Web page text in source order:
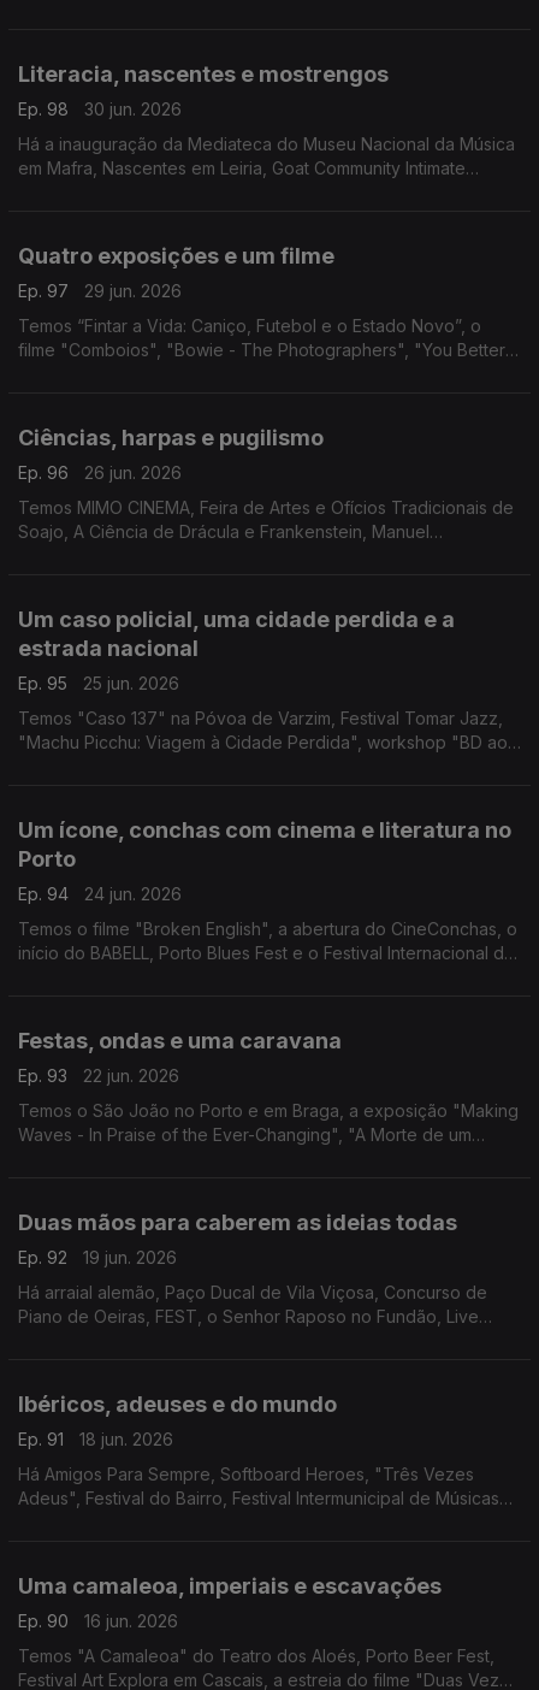
Literacia, nascentes e mostrengos
Ep. 98
30 jun. 2026
Há a inauguração da Mediateca do Museu Nacional da Música
em Mafra, Nascentes em Leiria, Goat Community Intimate
Quatro exposições e um filme
Ep. 97
29 jun. 2026
Temos “Fintar a Vida: Caniço, Futebol e o Estado Novo”, o
filme "Comboios", "Bowie - The Photographers", "You Better
Ciências, harpas e pugilismo
Ep. 96
26 jun. 2026
Temos MIMO CINEMA, Feira de Artes e Ofícios Tradicionais de
Soajo, A Ciência de Drácula e Frankenstein, Manuel
Um caso policial, uma cidade perdida e a
estrada nacional
Ep. 95
25 jun. 2026
Temos "Caso 137" na Póvoa de Varzim, Festival Tomar Jazz,
"Machu Picchu: Viagem à Cidade Perdida", workshop "BD ao
Um ícone, conchas com cinema e literatura no
Porto
Ep. 94
24 jun. 2026
Temos o filme "Broken English", a abertura do CineConchas, o
início do BABELL, Porto Blues Fest e o Festival Internacional do
Festas, ondas e uma caravana
Ep. 93
22 jun. 2026
Temos o São João no Porto e em Braga, a exposição "Making
Waves - In Praise of the Ever-Changing", "A Morte de um
Duas mãos para caberem as ideias todas
Ep. 92
19 jun. 2026
Há arraial alemão, Paço Ducal de Vila Viçosa, Concurso de
Piano de Oeiras, FEST, o Senhor Raposo no Fundão, Live
Ibéricos, adeuses e do mundo
Ep. 91
18 jun. 2026
Há Amigos Para Sempre, Softboard Heroes, "Três Vezes
Adeus", Festival do Bairro, Festival Intermunicipal de Músicas
Uma camaleoa, imperiais e escavações
Ep. 90
16 jun. 2026
Temos "A Camaleoa" do Teatro dos Aloés, Porto Beer Fest,
Festival Art Explora em Cascais, a estreia do filme "Duas Vezes